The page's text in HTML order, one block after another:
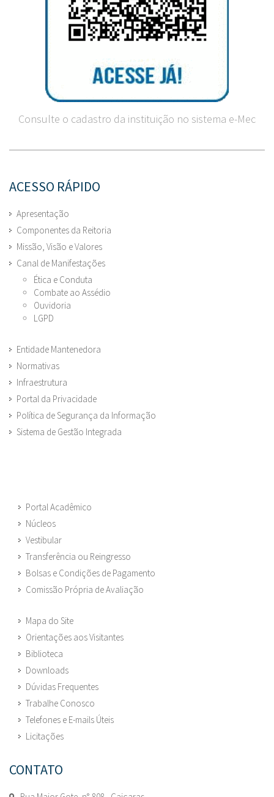
Consulte o cadastro da instituição no sistema e-Mec
ACESSO RÁPIDO
Apresentação
Componentes da Reitoria
Missão, Visão e Valores
Canal de Manifestações
Ética e Conduta
Combate ao Assédio
Ouvidoria
LGPD
Entidade Mantenedora
Normativas
Infraestrutura
Portal da Privacidade
Política de Segurança da Informação
Sistema de Gestão Integrada
Portal Acadêmico
Núcleos
Vestibular
Transferência ou Reingresso
Bolsas e Condições de Pagamento
Comissão Própria de Avaliação
Mapa do Site
Orientações aos Visitantes
Biblioteca
Downloads
Dúvidas Frequentes
Trabalhe Conosco
Telefones e E-mails Úteis
Licitações
CONTATO